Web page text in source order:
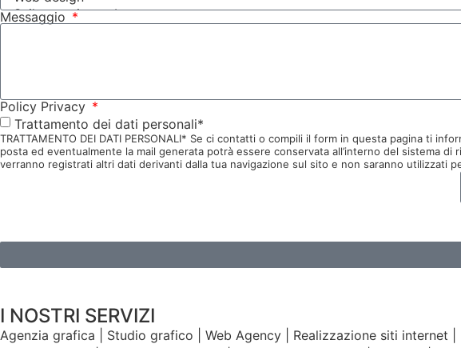
Messaggio
Policy Privacy
Trattamento dei dati personali*
TRATTAMENTO DEI DATI PERSONALI* Se ci contatti o compili il form in questa pagina ti
posta ed eventualmente la mail generata potrà essere conservata all’interno del sistema
verranno registrati altri dati derivanti dalla tua navigazione sul sito e non saranno utilizzati
I NOSTRI SERVIZI
Agenzia grafica | Studio grafico | Web Agency | Realizzazione siti internet |